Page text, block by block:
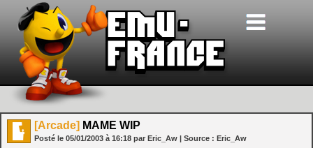
[Arcade] MAME WIP
Posté le 05/01/2003 à 16:18 par Eric_Aw | Source : Eric_Aw